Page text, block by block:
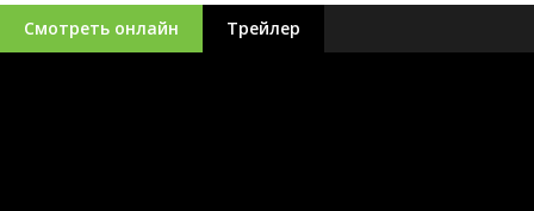
Смотреть онлайн Трейлер